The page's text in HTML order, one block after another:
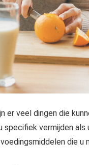
er veel dingen die
specifiek vermijden
die